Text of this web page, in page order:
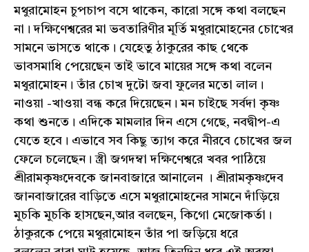
মথুরামোহন চুপচাপ বসে থাকেন, কারো সঙ্গে কথা বলছেন
না। দক্ষিণেশ্বরের মা ভবতারিণীর মূর্তি মথুরামোহনের চোখের
সামনে ভাসতে থাকে। যেহেতু ঠাকুরের কাছ থেকে
ভাবসমাধি পেয়েছেন তাই ভাবে মায়ের সঙ্গে কথা বলেন
মথুরামোহন। তাঁর চোখ দুটো জবা ফুলের মতো লাল।
নাওয়া -খাওয়া বন্ধ করে দিয়েছেন। মন চাইছে সর্বদা কৃষ্ণ
কথা শুনতে। এদিকে মামলার দিন এসে গেছে, নবদ্বীপ-এ
যেতে হবে। এভাবে সব কিছু ত্যাগ করে নীরবে চোখের জল
ফেলে চলেছেন। স্ত্রী জগদম্বা দক্ষিণেশ্বরে খবর পাঠিয়ে
শ্রীরামকৃষ্ণদেবকে জানবাজারে আনালেন । শ্রীরামকৃষ্ণদেব
জানবাজারের বাড়িতে এসে মথুরামোহনের সামনে দাঁড়িয়ে
মুচকি মুচকি হাসছেন,আর বলছেন, কিগো মেজোকর্তা।
ঠাকুরকে পেয়ে মথুরামোহন তাঁর পা জড়িয়ে ধরে